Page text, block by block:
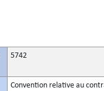
5742
Convention relative au